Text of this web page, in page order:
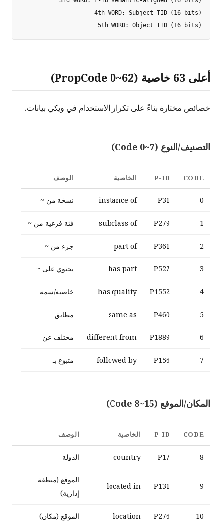
5th WORD: Object TID (16 bits)
أعلى 63 خاصية (PropCode 0~62)
خصائص مختارة بناءً على تكرار الاستخدام في ويكي بيانات.
التصنيف/النوع (Code 0~7)
CODE
P-ID الخاصية الوصف
0
P31
instance of نسخة من ~
1
P279
subclass of فئة فرعية من ~
2
P361
part of جزء من ~
3
P527
has part يحتوي على ~
4
P1552
has quality خاصية/سمة
5
P460
same as مطابق
6
P1889
different from مختلف عن
7
P156
followed by متبوع بـ
المكان/الموقع (Code 8~15)
CODE
P-ID الخاصية الوصف
8
P17
country الدولة
9
P131
located in
الموقع (منطقة
إدارية)
10
P276
location الموقع (مكان)